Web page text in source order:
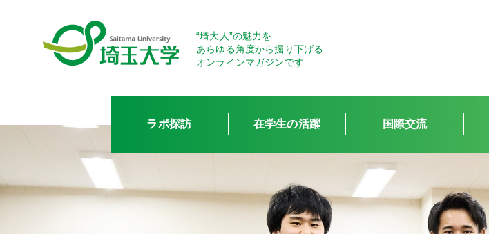
“埼大人”の魅力を
あらゆる角度から掘り下げる
オンラインマガジンです
ラボ探訪 在学生の活躍 国際交流